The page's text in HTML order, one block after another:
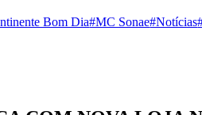
Bom Dia#MC Sonae#Notícias